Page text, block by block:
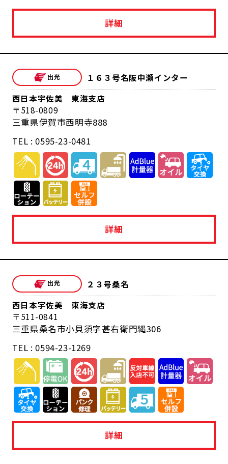
詳細
１６３号名阪中瀬インター
西日本宇佐美 東海支店
518-0809
三重県伊賀市西明寺888
TEL : 0595-23-0481
詳細
２３号桑名
西日本宇佐美 東海支店
511-0841
三重県桑名市小貝須字甚右衛門縄306
TEL : 0594-23-1269
詳細